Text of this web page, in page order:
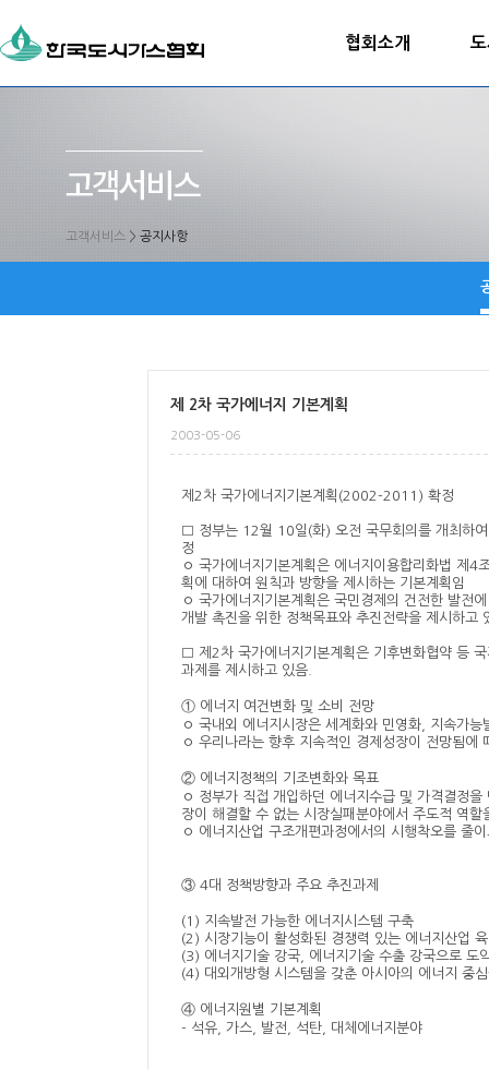
협회소개
고객서비스 > 공지사항
제 2차 국가에너지 기본계획
2003-05-06
제2차 국가에너지기본계획(2002-2011) 확정
□ 정부는 12월 10일(화) 오전 국무회의를 개최하여
정
ㅇ 국가에너지기본계획은 에너지이용합리화법 제
획에 대하여 원칙과 방향을 제시하는 기본계획임
ㅇ 국가에너지기본계획은 국민경제의 건전한 발전
개발 촉진을 위한 정책목표와 추진전략을 제시하고
□ 제2차 국가에너지기본계획은 기후변화협약 등
과제를 제시하고 있음.
① 에너지 여건변화 및 소비 전망
ㅇ 국내외 에너지시장은 세계화와 민영화, 지속가
ㅇ 우리나라는 향후 지속적인 경제성장이 전망됨
② 에너지정책의 기조변화와 목표
ㅇ 정부가 직접 개입하던 에너지수급 및 가격결정
장이 해결할 수 없는 시장실패분야에서 주도적 역할
ㅇ 에너지산업 구조개편과정에서의 시행착오를 줄
③ 4대 정책방향과 주요 추진과제
(1) 지속발전 가능한 에너지시스템 구축
(2) 시장기능이 활성화된 경쟁력 있는 에너지산업
(3) 에너지기술 강국, 에너지기술 수출 강국으로 도
(4) 대외개방형 시스템을 갖춘 아시아의 에너지 중
④ 에너지원별 기본계획
- 석유, 가스, 발전, 석탄, 대체에너지분야